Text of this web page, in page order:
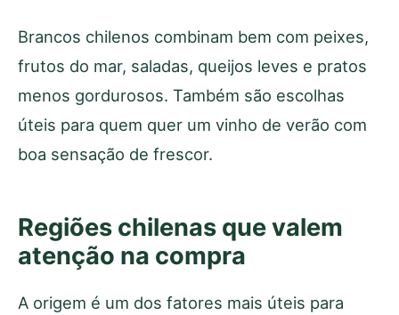
Brancos chilenos combinam bem com peixes,
frutos do mar, saladas, queijos leves e pratos
menos gordurosos. Também são escolhas
úteis para quem quer um vinho de verão com
boa sensação de frescor.
Regiões chilenas que valem
atenção na compra
A origem é um dos fatores mais úteis para